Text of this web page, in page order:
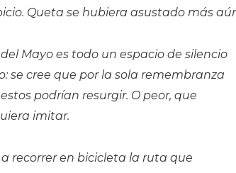
Queta se hubiera asustado más
Mayo es todo un espacio de silencio
se cree que por la sola remembranza
podrían resurgir. O peor, que
imitar.
recorrer en bicicleta la ruta que